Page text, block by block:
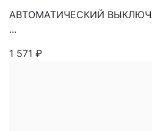
АВТОМАТИЧЕСКИЙ
...
1 571 ₽